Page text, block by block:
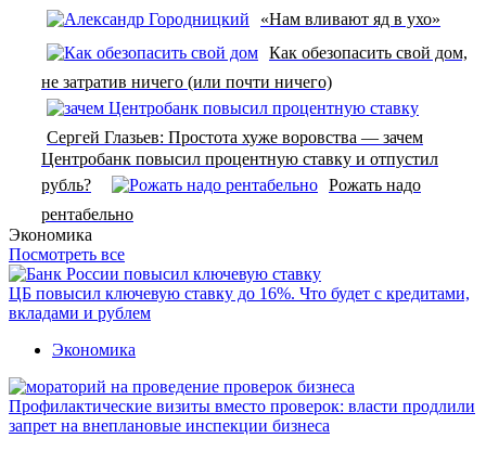
«Нам вливают яд в ухо»
Как обезопасить свой дом,
не затратив ничего (или почти ничего)
Сергей Глазьев: Простота хуже воровства — зачем
Центробанк повысил процентную ставку и отпустил
рубль?
Рожать надо
рентабельно
Экономика
Посмотреть все
ЦБ повысил ключевую ставку до 16%. Что будет с кредитами,
вкладами и рублем
Экономика
Профилактические визиты вместо проверок: власти продлили
запрет на внеплановые инспекции бизнеса